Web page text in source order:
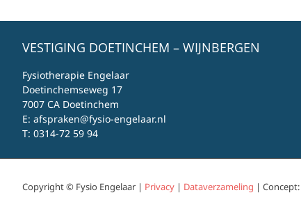
VESTIGING DOETINCHEM – WIJNBERGEN
Fysiotherapie Engelaar
Doetinchemseweg 17
7007 CA Doetinchem
E: afspraken@fysio-engelaar.nl
T: 0314-72 59 94
Copyright © Fysio Engelaar | Privacy | Dataverzameling | Concept: